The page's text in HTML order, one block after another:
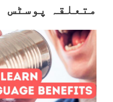
متعلقہ پوسٹس